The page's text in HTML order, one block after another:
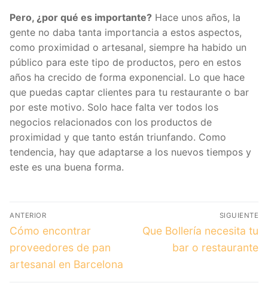
Pero, ¿por qué es importante? Hace unos años, la
gente no daba tanta importancia a estos aspectos,
como proximidad o artesanal, siempre ha habido un
público para este tipo de productos, pero en estos
años ha crecido de forma exponencial. Lo que hace
que puedas captar clientes para tu restaurante o bar
por este motivo. Solo hace falta ver todos los
negocios relacionados con los productos de
proximidad y que tanto están triunfando. Como
tendencia, hay que adaptarse a los nuevos tiempos y
este es una buena forma.
Navegación
de
entradas
ANTERIOR
Entrada
anterior:
Cómo encontrar
proveedores de pan
artesanal en Barcelona
SIGUIENTE
Entrada
siguiente:
Que Bollería necesita tu
bar o restaurante